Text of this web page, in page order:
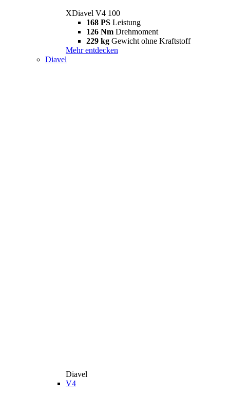
XDiavel V4 100
168 PS Leistung
126 Nm Drehmoment
229 kg Gewicht ohne Kraftstoff
Mehr entdecken
Diavel
Diavel
V4